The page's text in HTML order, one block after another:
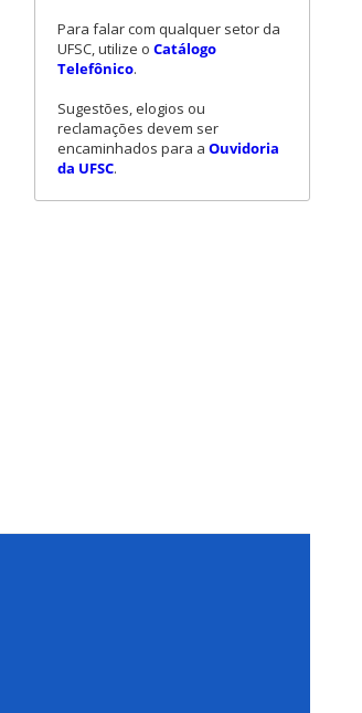
Para falar com qualquer setor da
UFSC, utilize o Catálogo
Telefônico.
Sugestões, elogios ou
reclamações devem ser
encaminhados para a Ouvidoria
da UFSC.